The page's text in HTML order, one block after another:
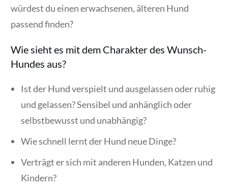
würdest du einen erwachsenen, älteren Hund
passend finden?
Wie sieht es mit dem Charakter des Wunsch-
Hundes aus?
Ist der Hund verspielt und ausgelassen oder ruhig
und gelassen? Sensibel und anhänglich oder
selbstbewusst und unabhängig?
Wie schnell lernt der Hund neue Dinge?
Verträgt er sich mit anderen Hunden, Katzen und
Kindern?